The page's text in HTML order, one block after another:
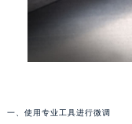
一、使用专业工具进行微调